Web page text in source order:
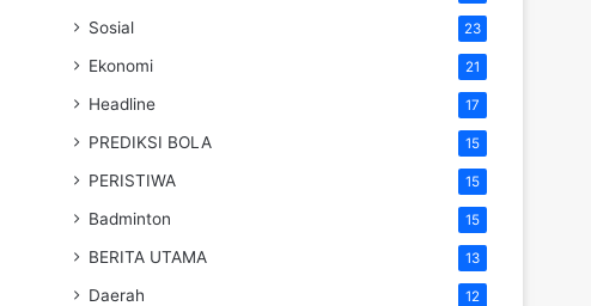
Sosial 23
Ekonomi 21
Headline 17
PREDIKSI BOLA 15
PERISTIWA 15
Badminton 15
BERITA UTAMA 13
Daerah 12